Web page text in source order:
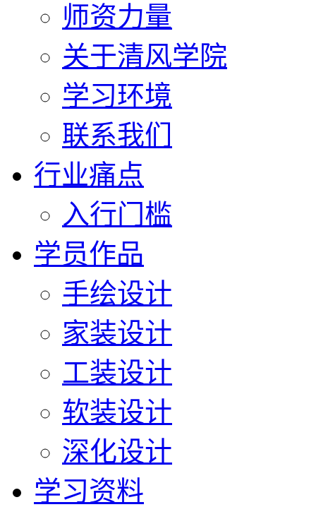
师资力量
关于清风学院
学习环境
联系我们
行业痛点
入行门槛
学员作品
手绘设计
家装设计
工装设计
软装设计
深化设计
学习资料